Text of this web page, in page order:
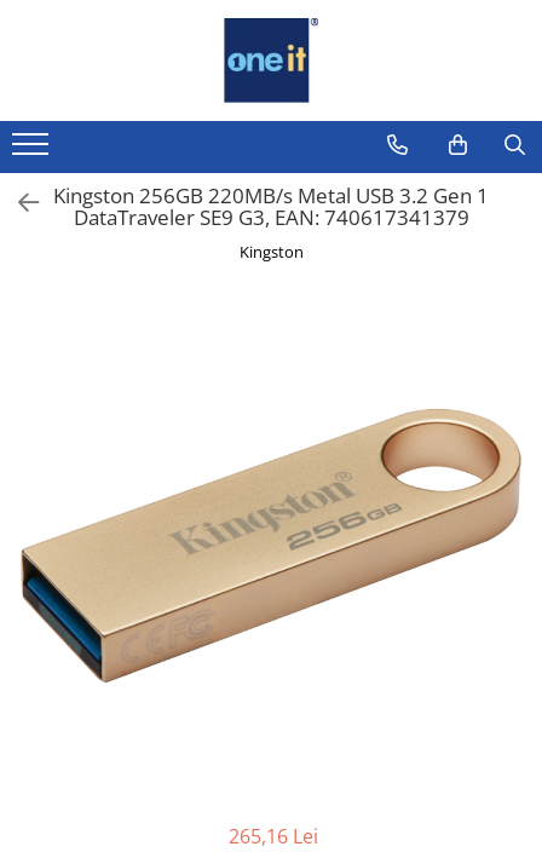
Laptop, Tablete & Telefoane
Laptop / Notebook
Notebook Consumer
Inele Smart
Ochelari Smart
Smartphone IPhone
Sisteme PC & Periferice
Microfoane & Casti Gaming
Kingston 256GB 220MB/s Metal USB 3.2 Gen 1
DataTraveler SE9 G3, EAN: 740617341379
Kingston
265,16 Lei